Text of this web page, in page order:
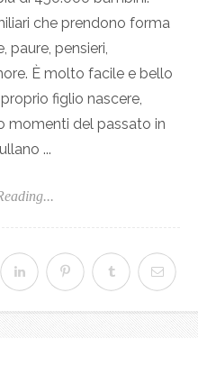
che prendono forma
paure, pensieri,
È molto facile e bello
figlio nascere,
momenti del passato in
...